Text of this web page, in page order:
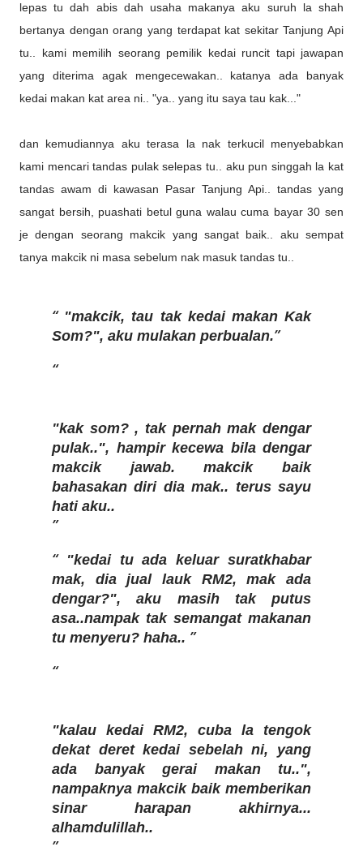
lepas tu dah abis dah usaha makanya aku suruh la shah
bertanya dengan orang yang terdapat kat sekitar Tanjung Api
tu.. kami memilih seorang pemilik kedai runcit tapi jawapan
yang diterima agak mengecewakan.. katanya ada banyak
kedai makan kat area ni.. "ya.. yang itu saya tau kak..."
dan kemudiannya aku terasa la nak terkucil menyebabkan
kami mencari tandas pulak selepas tu.. aku pun singgah la kat
tandas awam di kawasan Pasar Tanjung Api.. tandas yang
sangat bersih, puashati betul guna walau cuma bayar 30 sen
je dengan seorang makcik yang sangat baik.. aku sempat
tanya makcik ni masa sebelum nak masuk tandas tu..
"makcik, tau tak kedai makan Kak
Som?", aku mulakan perbualan.
"kak som? , tak pernah mak dengar
pulak..", hampir kecewa bila dengar
makcik jawab.makcik baik
bahasakan diri dia mak.. terus sayu
hati aku..
"kedai tu ada keluar suratkhabar
mak, dia jual lauk RM2, mak ada
dengar?", aku masih tak putus
asa..nampak tak semangat makanan
tu menyeru? haha..
"kalau kedai RM2, cuba la tengok
dekat deret kedai sebelah ni, yang
ada banyak gerai makan tu..",
nampaknya makcik baik memberikan
sinar harapan akhirnya...
alhamdulillah..